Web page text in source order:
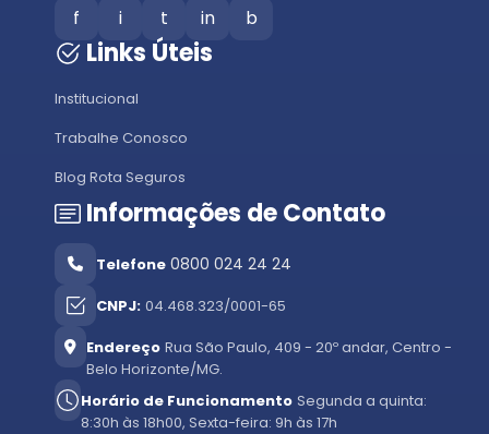
f i t in b
Links Úteis
Institucional
Trabalhe Conosco
Blog Rota Seguros
Informações de Contato
Telefone 0800 024 24 24
CNPJ: 04.468.323/0001-65
Endereço Rua São Paulo, 409 - 20º andar, Centro -
Belo Horizonte/MG.
Horário de Funcionamento Segunda a quinta:
8:30h às 18h00, Sexta-feira: 9h às 17h